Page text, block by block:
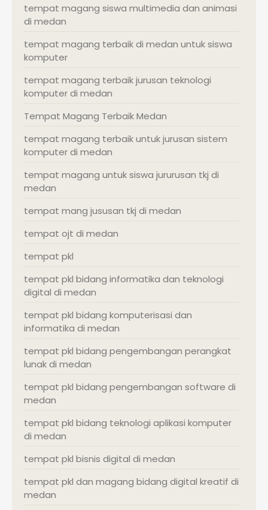
tempat magang siswa multimedia dan animasi
di medan
tempat magang terbaik di medan untuk siswa
komputer
tempat magang terbaik jurusan teknologi
komputer di medan
Tempat Magang Terbaik Medan
tempat magang terbaik untuk jurusan sistem
komputer di medan
tempat magang untuk siswa jururusan tkj di
medan
tempat mang jususan tkj di medan
tempat ojt di medan
tempat pkl
tempat pkl bidang informatika dan teknologi
digital di medan
tempat pkl bidang komputerisasi dan
informatika di medan
tempat pkl bidang pengembangan perangkat
lunak di medan
tempat pkl bidang pengembangan software di
medan
tempat pkl bidang teknologi aplikasi komputer
di medan
tempat pkl bisnis digital di medan
tempat pkl dan magang bidang digital kreatif di
medan